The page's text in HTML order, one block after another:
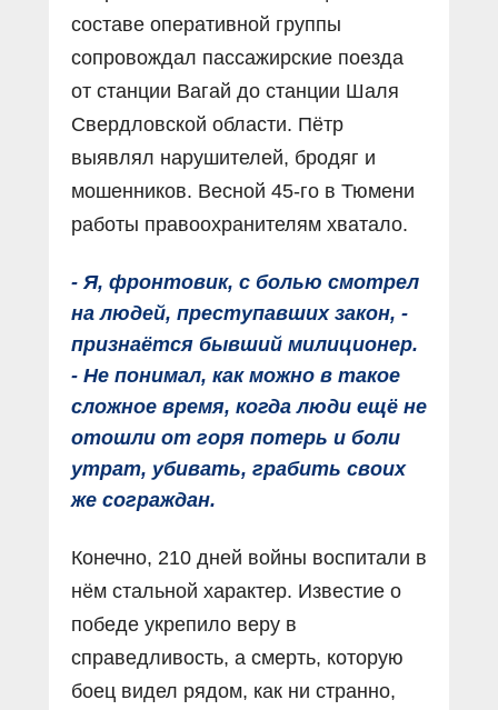
составе оперативной группы
сопровождал пассажирские поезда
от станции Вагай до станции Шаля
Свердловской области. Пётр
выявлял нарушителей, бродяг и
мошенников. Весной 45-го в Тюмени
работы правоохранителям хватало.
- Я, фронтовик, с болью смотрел
на людей, преступавших закон, -
признаётся бывший милиционер.
- Не понимал, как можно в такое
сложное время, когда люди ещë не
отошли от горя потерь и боли
утрат, убивать, грабить своих
же сограждан.
Конечно, 210 дней войны воспитали в
нём стальной характер. Известие о
победе укрепило веру в
справедливость, а смерть, которую
боец видел рядом, как ни странно,